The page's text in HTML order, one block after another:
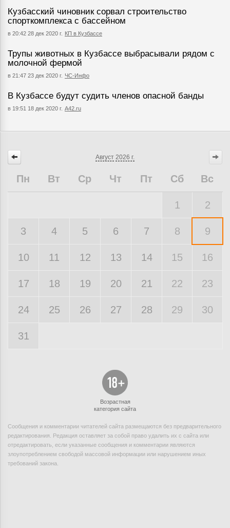
Кузбасский чиновник сорвал строительство
спорткомплекса с бассейном
в 20:42 28 дек 2020 г. КП в Кузбассе
Трупы животных в Кузбассе выбрасывали рядом с
молочной фермой
в 21:47 23 дек 2020 г. ЧС-Инфо
В Кузбассе будут судить членов опасной банды
в 19:51 18 дек 2020 г. A42.ru
Август 2026 г.
Пн Вт Ср Чт Пт Сб Вс
1 2
3 4 5 6 7 8 9
10 11 12 13 14 15 16
17 18 19 20 21 22 23
24 25 26 27 28 29 30
31
Возрастная
категория сайта
Сообщения и комментарии читателей сайта размещаются без предварительного
редактирования. Редакция оставляет за собой право удалить их с сайта или
отредактировать, если указанные сообщения и комментарии являются
злоупотреблением свободой массовой информации или нарушением иных
требований закона.